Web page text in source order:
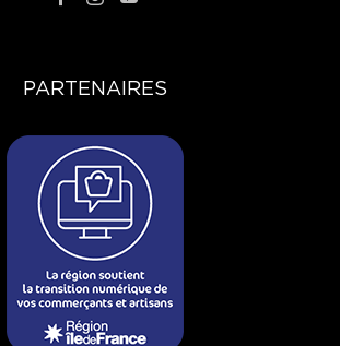
PARTENAIRES